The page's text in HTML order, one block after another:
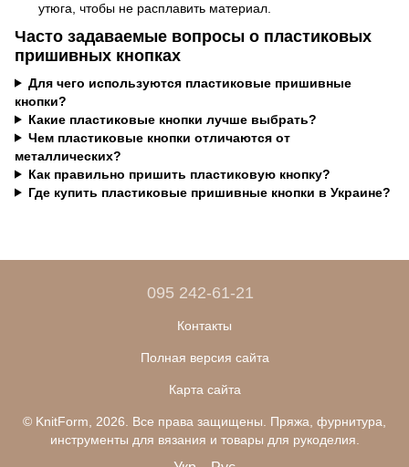
утюга, чтобы не расплавить материал.
Часто задаваемые вопросы о пластиковых
пришивных кнопках
Для чего используются пластиковые пришивные
кнопки?
Какие пластиковые кнопки лучше выбрать?
Чем пластиковые кнопки отличаются от
металлических?
Как правильно пришить пластиковую кнопку?
Где купить пластиковые пришивные кнопки в Украине?
095 242-61-21
Контакты
Полная версия сайта
Карта сайта
© KnitForm, 2026. Все права защищены. Пряжа, фурнитура,
инструменты для вязания и товары для рукоделия.